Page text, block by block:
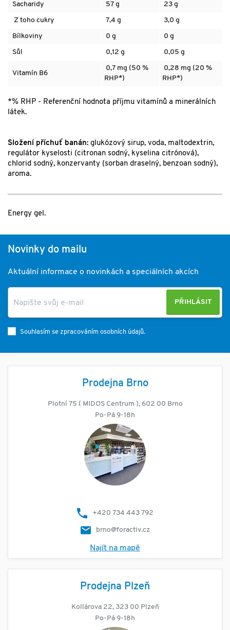
Sacharidy 57 g 23 g
Z toho cukry 7,4 g 3,0 g
Bílkoviny 0 g 0 g
Sůl 0,12 g 0,05 g
Vitamín B6
0,7 mg (50 %
RHP*)
0,28 mg (20 %
RHP*)
*% RHP - Referenční hodnota příjmu vitamínů a minerálních
látek.
Složení příchuť banán: glukózový sirup, voda, maltodextrin,
regulátor kyselosti (citronan sodný, kyselina citrónová),
chlorid sodný, konzervanty (sorban draselný, benzoan sodný),
aroma.
Energy gel.
Novinky do mailu
Aktuální informace o novinkách a speciálních akcích
PŘIHLÁSIT
Souhlasím se zpracováním osobních údajů.
Prodejna Brno
Plotní 75 ( MIDOS Centrum ), 602 00 Brno
Po-Pá 9-18h
+420 734 443 792
brno@foractiv.cz
Najít na mapě
Prodejna Plzeň
Kollárova 22, 323 00 Plzeň
Po-Pá 9-18h